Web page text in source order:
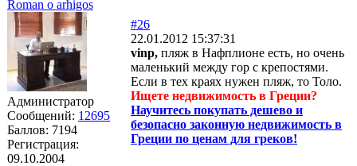
Roman o arhigos
Администратор
Сообщений: 12695
Баллов: 7194
Регистрация:
09.10.2004
#26
22.01.2012 15:37:31
vinp, пляж в Нафплионе есть, но очень
маленький между гор с крепостями.
Если в тех краях нужен пляж, то Толо.
Ищете недвижимость в Греции?
Научитесь покупать дешево и
безопасно законную недвижимость в
Греции по ценам для греков!